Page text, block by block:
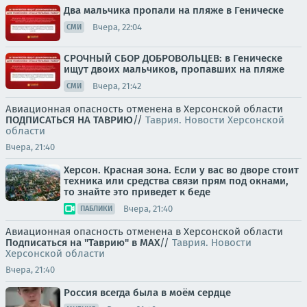
Два мальчика пропали на пляже в Геническе
СМИ Вчера, 22:04
СРОЧНЫЙ СБОР ДОБРОВОЛЬЦЕВ: в Геническе
ищут двоих мальчиков, пропавших на пляже
СМИ Вчера, 21:42
Авиационная опасность отменена в Херсонской области
ПОДПИСАТЬСЯ НА ТАВРИЮ// Таврия. Новости Херсонской
области
Вчера, 21:40
Херсон. Красная зона. Если у вас во дворе стоит
техника или средства связи прям под окнами,
то знайте это приведет к беде
ПАБЛИКИ Вчера, 21:40
Авиационная опасность отменена в Херсонской области
Подписаться на "Таврию" в MAX// Таврия. Новости
Херсонской области
Вчера, 21:40
Россия всегда была в моём сердце